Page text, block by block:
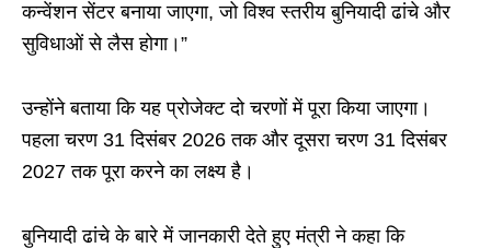
कन्वेंशन सेंटर बनाया जाएगा, जो विश्व स्तरीय बुनियादी ढांचे और
सुविधाओं से लैस होगा।”
उन्होंने बताया कि यह प्रोजेक्ट दो चरणों में पूरा किया जाएगा।
पहला चरण 31 दिसंबर 2026 तक और दूसरा चरण 31 दिसंबर
2027 तक पूरा करने का लक्ष्य है।
बुनियादी ढांचे के बारे में जानकारी देते हुए मंत्री ने कहा कि